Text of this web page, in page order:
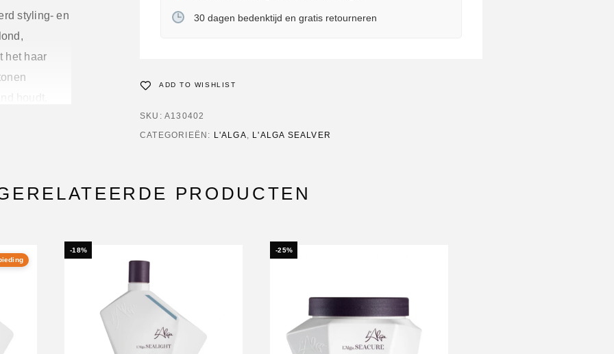
styling- en
het haar
tint
rond
30 dagen bedenktijd en gratis retourneren
ADD TO WISHLIST
SKU: A130402
CATEGORIEËN: L'ALGA, L'ALGA SEALVER
PRODUCTEN
-18% -25%